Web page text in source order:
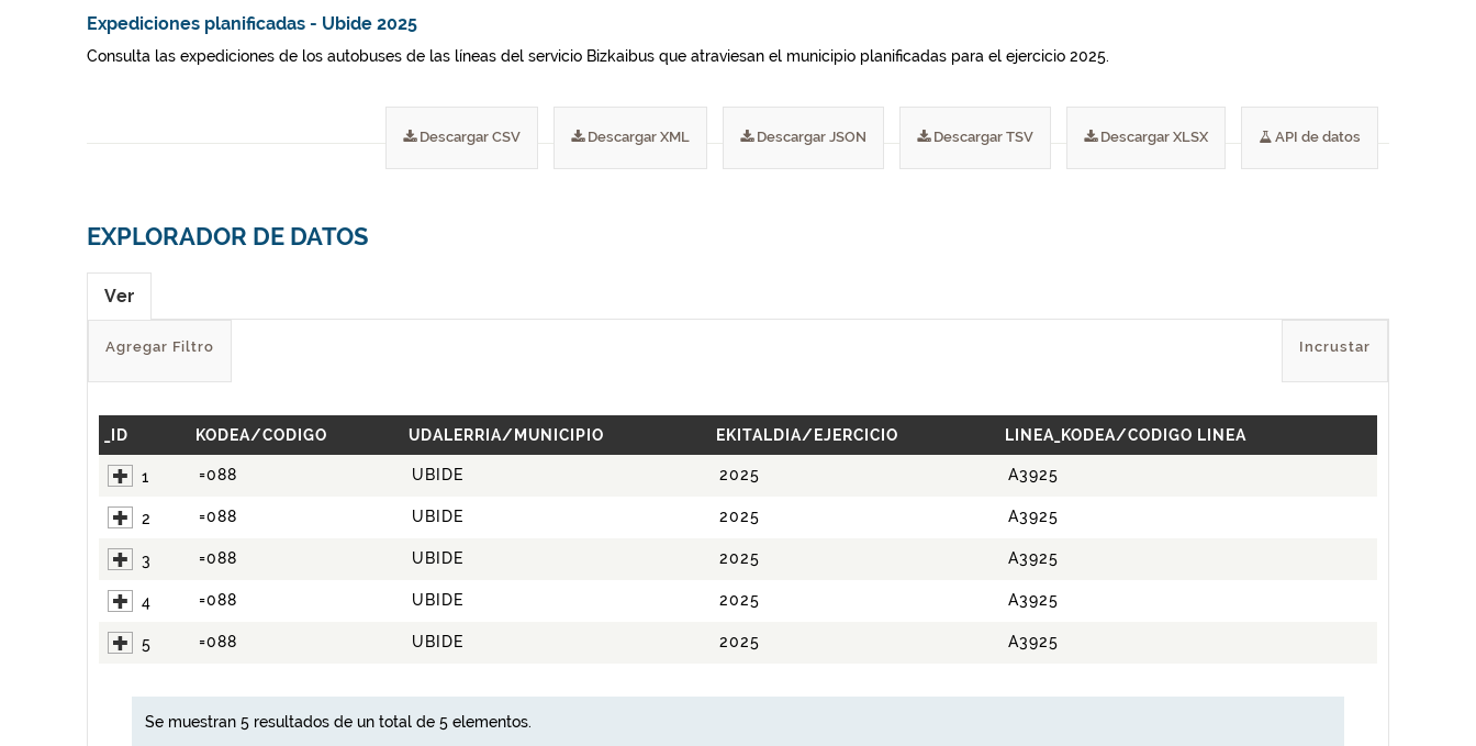
Expediciones planificadas - Ubide 2025
Consulta las expediciones de los autobuses de las líneas del servicio Bizkaibus que atraviesan el municipio planificadas para el ejercicio 2025.
Descargar CSV Descargar XML Descargar JSON Descargar TSV Descargar XLSX API de datos
EXPLORADOR DE DATOS
Ver
Incrustar
Agregar Filtro
_ID KODEA/CODIGO UDALERRIA/MUNICIPIO EKITALDIA/EJERCICIO LINEA_KODEA/CODIGO LINEA
1 =088 UBIDE 2025 A3925
2 =088 UBIDE 2025 A3925
3 =088 UBIDE 2025 A3925
4 =088 UBIDE 2025 A3925
5 =088 UBIDE 2025 A3925
Se muestran 5 resultados de un total de 5 elementos.